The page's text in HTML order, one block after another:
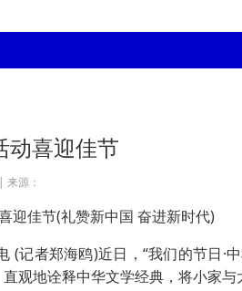
动喜迎佳节
| 来源：
佳节(礼赞新中国 奋进新时代)
者郑海鸥)近日，“我们的节日·中
观地诠释中华文学经典，将小家